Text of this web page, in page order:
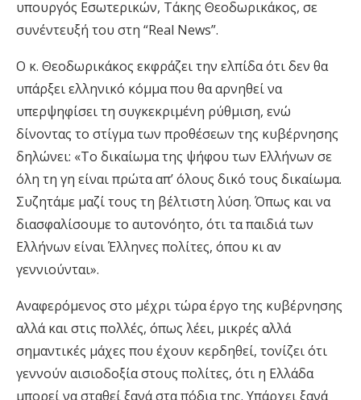
υπουργός Εσωτερικών, Τάκης Θεοδωρικάκος, σε
συνέντευξή του στη “Real News”.
Ο κ. Θεοδωρικάκος εκφράζει την ελπίδα ότι δεν θα
υπάρξει ελληνικό κόμμα που θα αρνηθεί να
υπερψηφίσει τη συγκεκριμένη ρύθμιση, ενώ
δίνοντας το στίγμα των προθέσεων της κυβέρνησης
δηλώνει: «Το δικαίωμα της ψήφου των Ελλήνων σε
όλη τη γη είναι πρώτα απ’ όλους δικό τους δικαίωμα.
Συζητάμε μαζί τους τη βέλτιστη λύση. Όπως και να
διασφαλίσουμε το αυτονόητο, ότι τα παιδιά των
Ελλήνων είναι Έλληνες πολίτες, όπου κι αν
γεννιούνται».
Αναφερόμενος στο μέχρι τώρα έργο της κυβέρνησης
αλλά και στις πολλές, όπως λέει, μικρές αλλά
σημαντικές μάχες που έχουν κερδηθεί, τονίζει ότι
γεννούν αισιοδοξία στους πολίτες, ότι η Ελλάδα
μπορεί να σταθεί ξανά στα πόδια της. Υπάρχει ξανά